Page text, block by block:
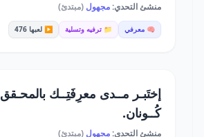
منشئ التحدي:مجهول (مبتدئ)
🧠 معرفي 📁 ترفيه وتسلية ▶️ لعبها 476
إختَبـر مــدى معرِفَتِــك بالمحـقق
كُــونان.
منشئ التحدي:مجهول (مبتدئ)